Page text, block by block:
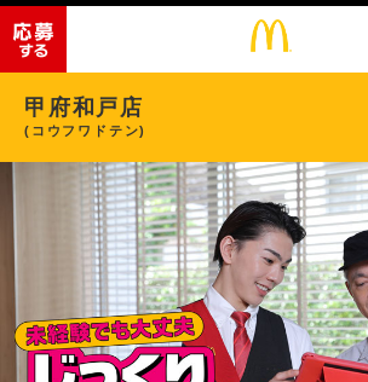
甲府和戸店
(コウフワドテン)